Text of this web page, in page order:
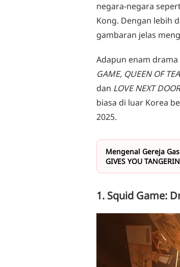
negara-negara
Kong. Dengan lebih
gambaran jelas
Adapun enam
GAME, QUEEN OF
dan LOVE NEXT
biasa di luar Korea
2025.
Mengenal Gereja
GIVES YOU
1. Squid Game: